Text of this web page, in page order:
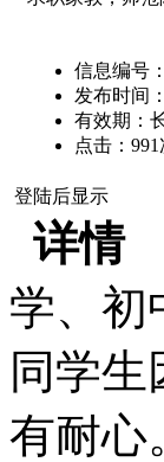
信息编号：
发布时间：
有效期：
点击： 991
登陆后显示
详情
学、初
同学
有耐心